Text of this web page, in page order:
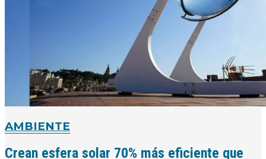
AMBIENTE
Crean esfera solar 70% más eficiente que